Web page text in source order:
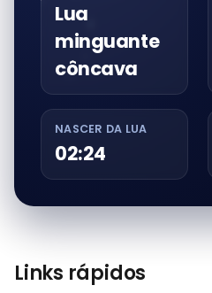
Lua
minguante
côncava
NASCER DA LUA
02:24
Links rápidos